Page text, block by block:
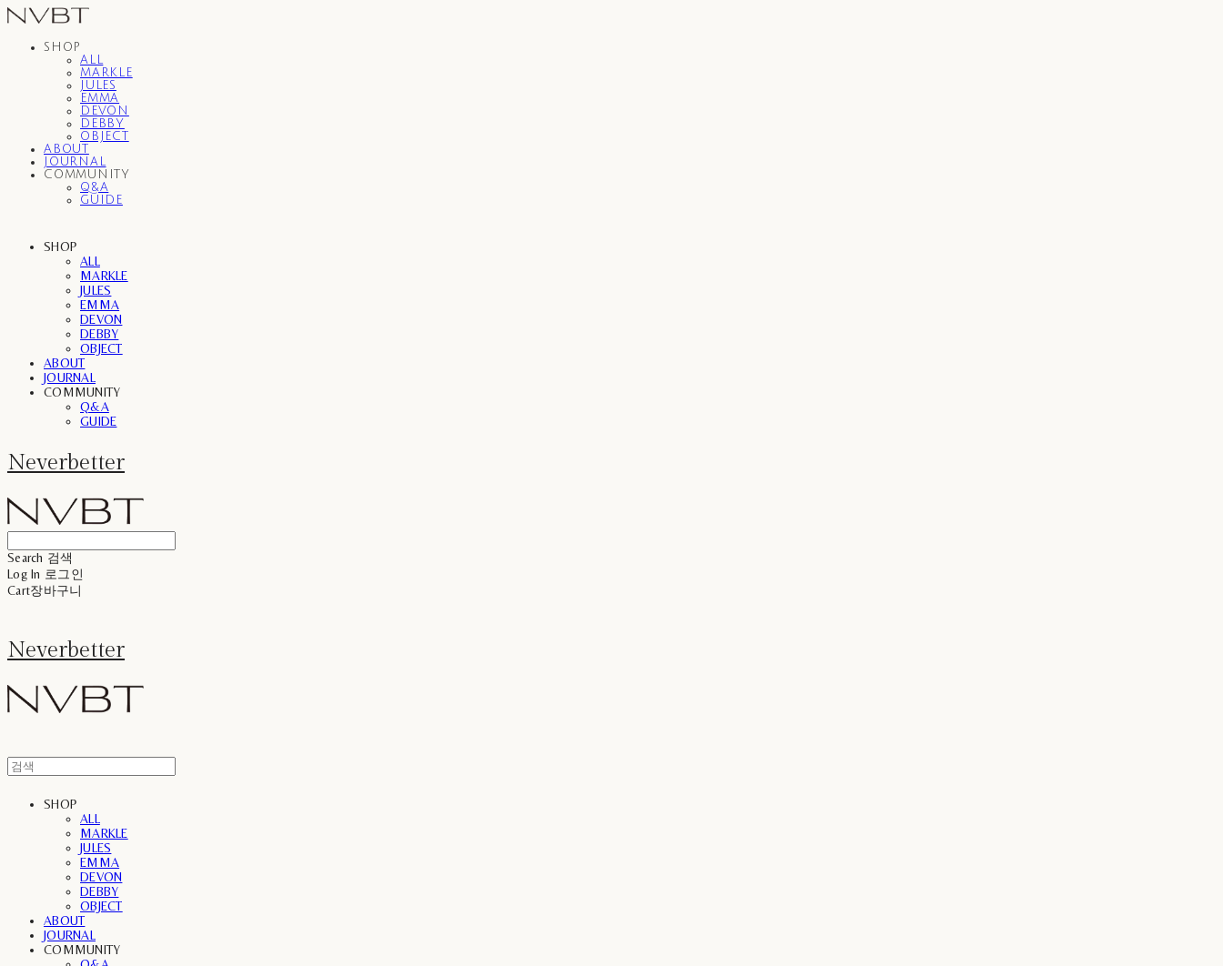
SHOP
ALL
MARKLE
JULES
EMMA
DEVON
DEBBY
OBJECT
ABOUT
JOURNAL
COMMUNITY
Q&A
GUIDE
SHOP
ALL
MARKLE
JULES
EMMA
DEVON
DEBBY
OBJECT
ABOUT
JOURNAL
COMMUNITY
Q&A
GUIDE
Neverbetter
Search 검색
Log In 로그인
Cart장바구니
Neverbetter
SHOP
ALL
MARKLE
JULES
EMMA
DEVON
DEBBY
OBJECT
ABOUT
JOURNAL
COMMUNITY